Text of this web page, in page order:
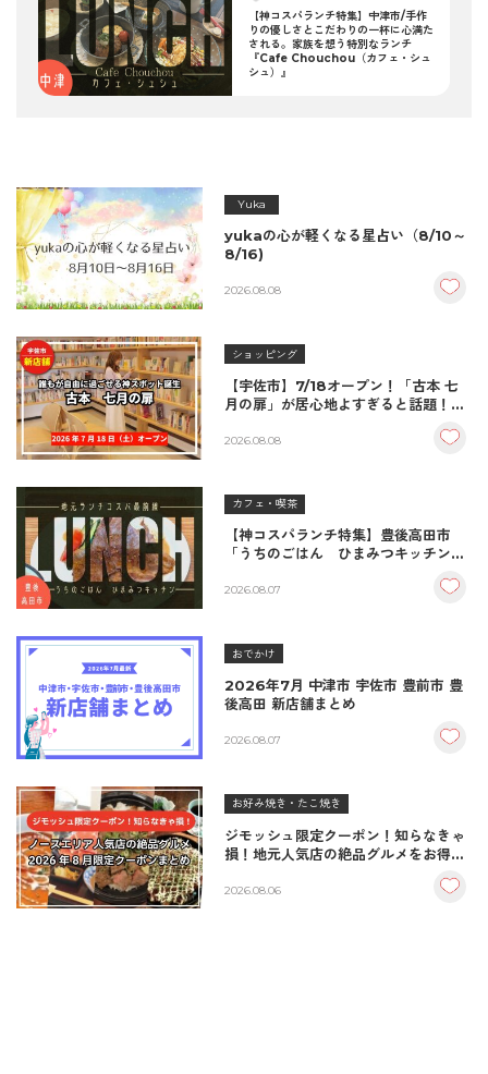
【神コスパランチ特集】中津市/手作
りの優しさとこだわりの一杯に心満た
される。家族を想う特別なランチ
『Cafe Chouchou（カフェ・シュ
シュ）』
Yuka
yukaの心が軽くなる星占い（8/10～
8/16)
2026.08.08
ショッピング
【宇佐市】7/18オープン！「古本 七
月の扉」が居心地よすぎると話題！絶
至福の読書空間
2026.08.08
カフェ・喫茶
【神コスパランチ特集】豊後高田市
「うちのごはん ひまみつキッチン」
＆生姜焼き！
2026.08.07
おでかけ
2026年7月 中津市 宇佐市 豊前市 豊
後高田 新店舗まとめ
2026.08.07
お好み焼き・たこ焼き
ジモッシュ限定クーポン！知らなきゃ
損！地元人気店の絶品グルメをお得に
2026.08.06